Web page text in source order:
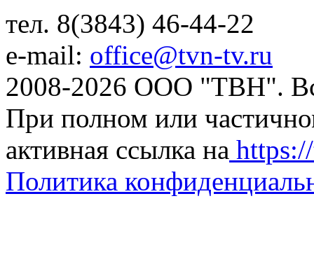
тел. 8(3843) 46-44-22
e-mail: office@tvn-tv.ru
2008-2026 ООО "ТВН".
При полном или
активная ссылка на
Политика